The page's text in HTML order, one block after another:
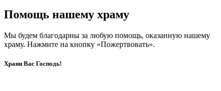
Помощь нашему храму
Мы будем благодарны за любую помощь, оказанную нашему
храму. Нажмите на кнопку «Пожертвовать».
Храни Вас Господь!